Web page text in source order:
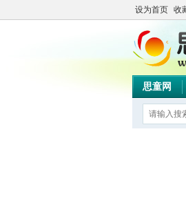
设为首页 收
思童网